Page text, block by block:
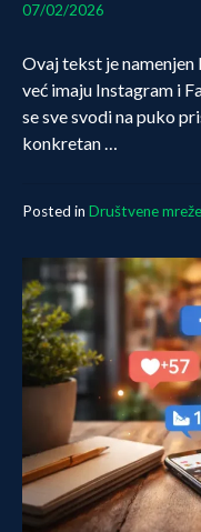
07/02/2026
Ovaj tekst je
već imaju Instagram i
se sve svodi na puko
konkretan …
Posted in Društvene